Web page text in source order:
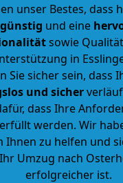
unser Bestes, dass
und eine
sowie
in
Sie sicher sein, dass
und sicher
dass Ihre
werden. Wir
Ihnen zu helfen und
Umzug nach
erfolgreicher ist.